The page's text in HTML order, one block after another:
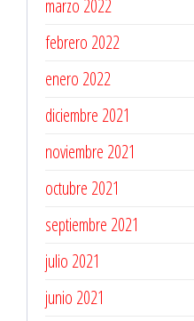
marzo 2022
febrero 2022
enero 2022
diciembre 2021
noviembre 2021
octubre 2021
septiembre 2021
julio 2021
junio 2021